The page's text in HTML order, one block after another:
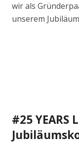
wir als
unserem
#25 YEARS